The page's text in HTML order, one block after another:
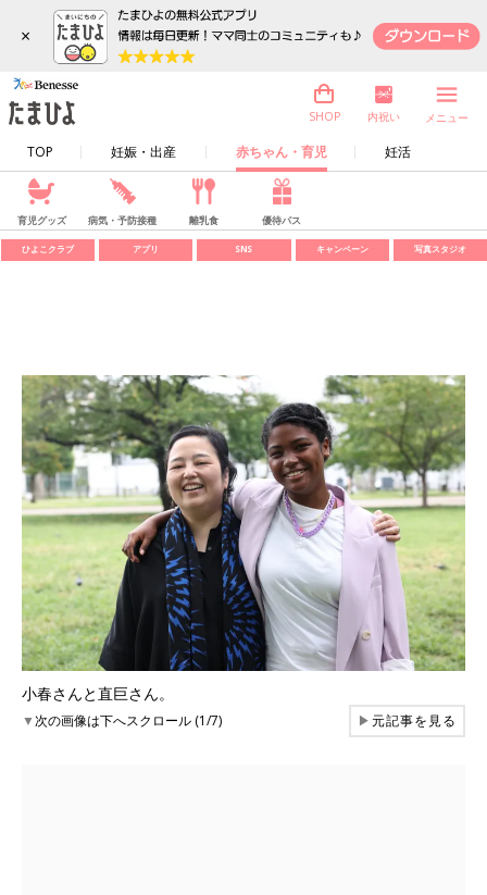
×
TOP 妊娠・出産 赤ちゃん・育児 妊活
SHOP 内祝い メニュー
育児グッズ 病気・予防接種 離乳食 優待パス
ひよこクラブ アプリ SNS キャンペーン 写真スタジオ
小春さんと直巨さん。
▼次の画像は下へスクロール (1/7) ▶元記事を見る